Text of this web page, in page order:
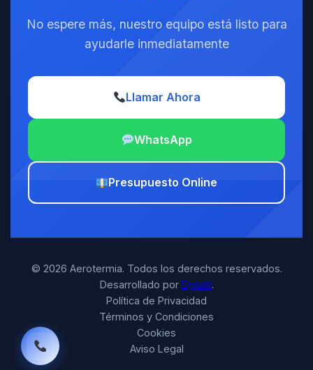
No espere más, nuestro equipo está listo para
ayudarle inmediatamente
Llamar Ahora
WhatsApp
Presupuesto Online
© 2026 Aerotermia. Todos los derechos reservados.
Desarrollado por Dgtalit.
Política de Privacidad
Términos y Condiciones
Cookies
Aviso Legal